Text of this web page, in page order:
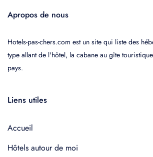
Apropos de nous
Hotels-pas-chers.com est un site qui liste des
type allant de l'hôtel, la cabane au gîte
pays.
Liens utiles
Accueil
Hôtels autour de moi